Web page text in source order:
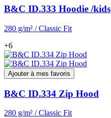
B&C ID.333 Hoodie /kids
280 g/m² / Classic Fit
+6
Ajouter à mes favoris
B&C ID.334 Zip Hood
280 g/m² / Classic Fit